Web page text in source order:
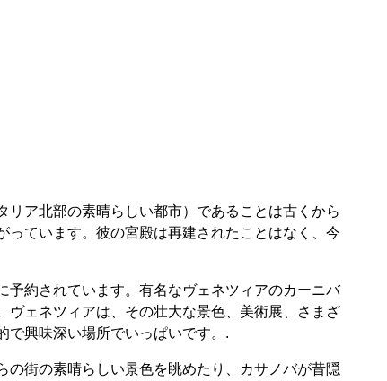
ア北部の素晴らしい都市）であることは古くから
ています。彼の宮殿は再建されたことはなく、今
予約されています。有名なヴェネツィアのカーニバ
ヴェネツィアは、その壮大な景色、美術展、さまざ
で興味深い場所でいっぱいです。.
の街の素晴らしい景色を眺めたり、カサノバが昔隠